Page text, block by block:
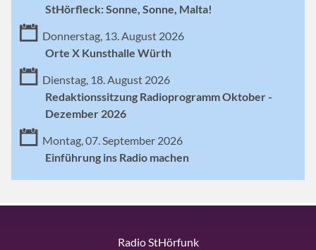
StHörfleck: Sonne, Sonne, Malta!
Donnerstag, 13. August 2026
Orte X Kunsthalle Würth
Dienstag, 18. August 2026
Redaktionssitzung Radioprogramm Oktober -
Dezember 2026
Montag, 07. September 2026
Einführung ins Radio machen
Radio StHörfunk